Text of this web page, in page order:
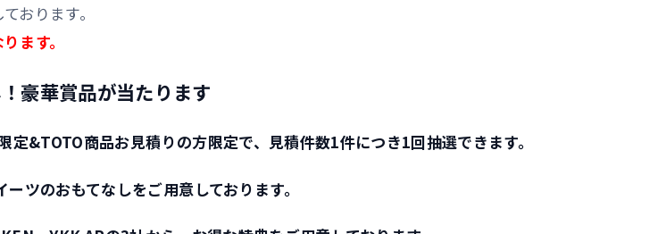
おります。
ます。
豪華賞品が当たります
&TOTO商品お見積りの方限定で、見積件数1件につき1回抽選できます。
のおもてなしをご用意しております。